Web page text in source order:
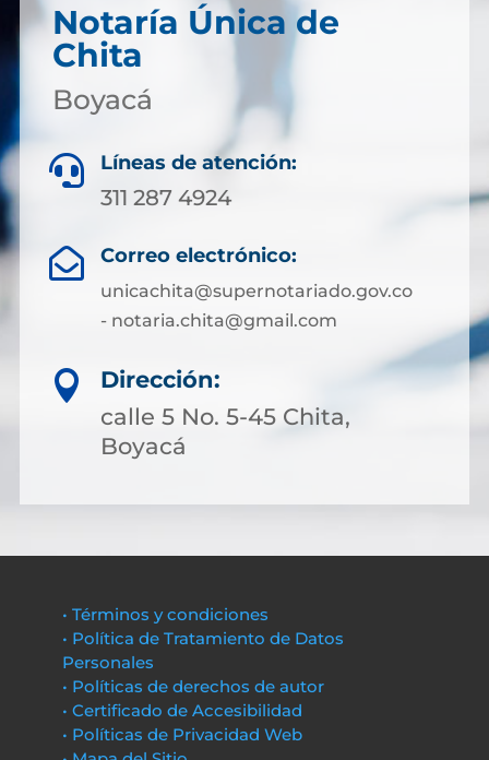
Notaría Única de
Chita
Boyacá
 Líneas de atención:
311 287 4924
 Correo electrónico:
unicachita@supernotariado.gov.co
- notaria.chita@gmail.com

Dirección:
calle 5 No. 5-45 Chita,
Boyacá
• Términos y condiciones
• Política de Tratamiento de Datos
Personales
• Políticas de derechos de autor
• Certificado de Accesibilidad
• Políticas de Privacidad Web